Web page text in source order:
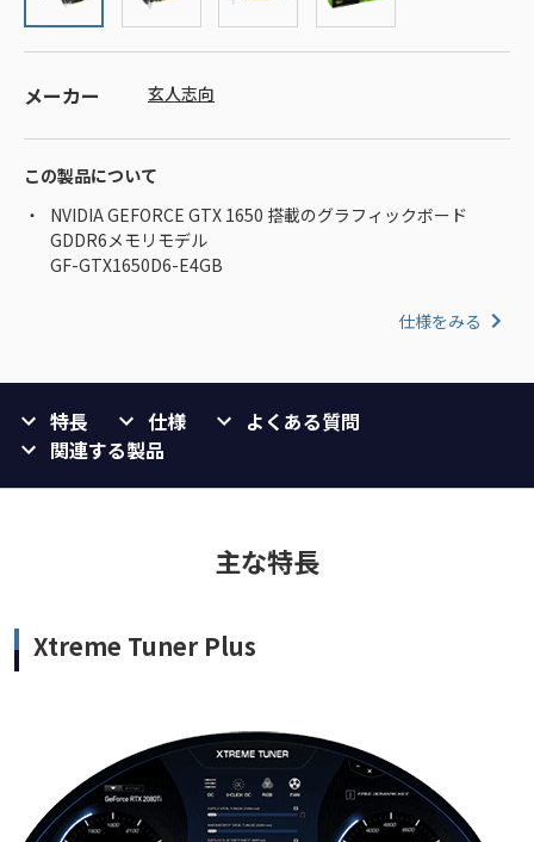
メーカー 玄人志向
この製品について
NVIDIA GEFORCE GTX 1650 搭載のグラフィックボード
GDDR6メモリモデル
GF-GTX1650D6-E4GB
仕様をみる
特長 仕様
よくある質問
関連する製品
主な特長
Xtreme Tuner Plus